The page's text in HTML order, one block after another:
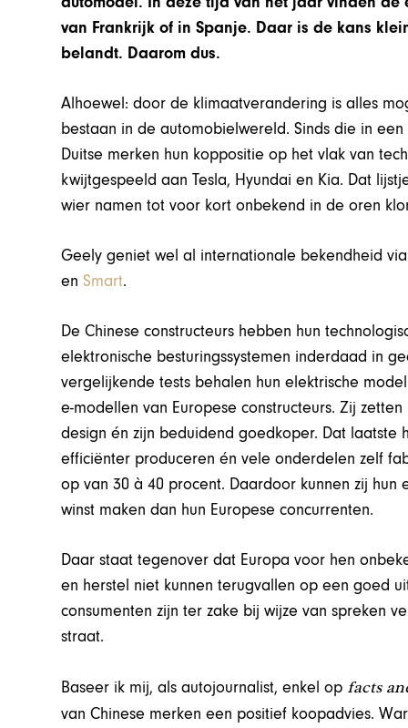
van Frankrijk of in Spanje. Daar is de kans
belandt. Daarom dus.
Alhoewel: door de klimaatverandering is alles
bestaan in de automobielwereld. Sinds die in
Duitse merken hun koppositie op het vlak van
kwijtgespeeld aan Tesla, Hyundai en Kia. Dat
wier namen tot voor kort onbekend in de oren
Geely geniet wel al internationale bekendheid
enSmart.
De Chinese constructeurs hebben hun
elektronische besturingssystemen inderdaad in
vergelijkende tests behalen hun elektrische
e-modellen van Europese constructeurs. Zij
design én zijn beduidend goedkoper. Dat
efficiënter produceren én vele onderdelen zelf
op van 30 à 40 procent. Daardoor kunnen zij
winst maken dan hun Europese concurrenten.
Daar staat tegenover dat Europa voor hen
en herstel niet kunnen terugvallen op een goed
consumenten zijn ter zake bij wijze van spreken
straat.
Baseer ik mij, als autojournalist, enkel op facts
van Chinese merken een positief koopadvies.